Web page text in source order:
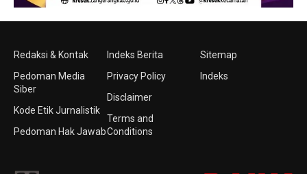
Redaksi & Kontak
Pedoman Media
Siber
Kode Etik Jurnalistik
Pedoman Hak Jawab
Indeks Berita
Privacy Policy
Disclaimer
Terms and
Conditions
Sitemap
Indeks